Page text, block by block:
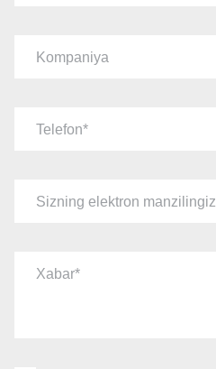
Kompaniya
Telefon
Sizning elektron manzilingiz
Xabar